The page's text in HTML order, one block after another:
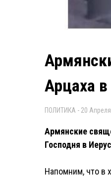
Арцаха
ПОЛИТИКА - 20
Армянские
Господня в
Напомним, что в